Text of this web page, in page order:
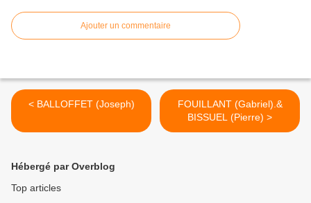
Ajouter un commentaire
< BALLOFFET (Joseph)
FOUILLANT (Gabriel).&
BISSUEL (Pierre) >
Hébergé par Overblog
Top articles